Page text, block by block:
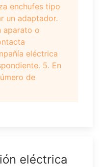
enchufes tipo
un adaptador.
aparato o
eléctrica
5. En
de
eléctrica